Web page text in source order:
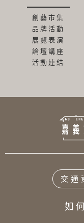
創藝市集
品牌活動
展覽表演
論壇講座
活動連結
交通
如